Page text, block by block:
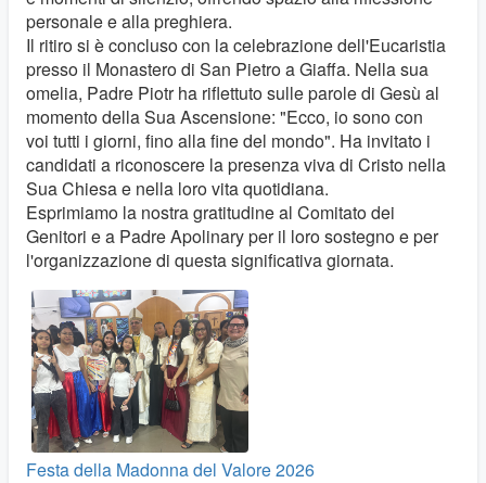
personale e alla preghiera.
Il ritiro si è concluso con la celebrazione dell'Eucaristia
presso il Monastero di San Pietro a Giaffa. Nella sua
omelia, Padre Piotr ha riflettuto sulle parole di Gesù al
momento della Sua Ascensione: "Ecco, io sono con
voi tutti i giorni, fino alla fine del mondo". Ha invitato i
candidati a riconoscere la presenza viva di Cristo nella
Sua Chiesa e nella loro vita quotidiana.
Esprimiamo la nostra gratitudine al Comitato dei
Genitori e a Padre Apolinary per il loro sostegno e per
l'organizzazione di questa significativa giornata.
Festa della Madonna del Valore 2026